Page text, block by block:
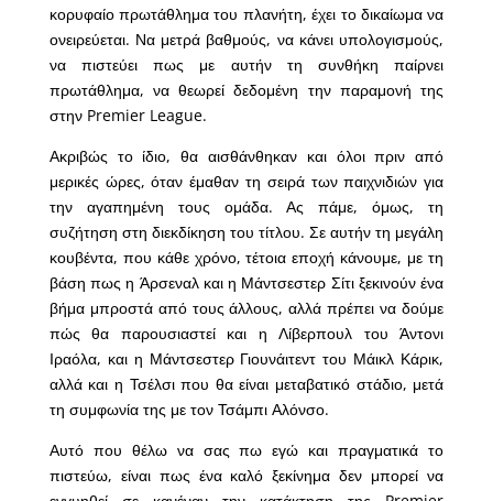
κορυφαίο πρωτάθλημα του πλανήτη, έχει το δικαίωμα να
ονειρεύεται. Να μετρά βαθμούς, να κάνει υπολογισμούς,
να πιστεύει πως με αυτήν τη συνθήκη παίρνει
πρωτάθλημα, να θεωρεί δεδομένη την παραμονή της
στην Premier League.
Ακριβώς το ίδιο, θα αισθάνθηκαν και όλοι πριν από
μερικές ώρες, όταν έμαθαν τη σειρά των παιχνιδιών για
την αγαπημένη τους ομάδα. Ας πάμε, όμως, τη
συζήτηση στη διεκδίκηση του τίτλου. Σε αυτήν τη μεγάλη
κουβέντα, που κάθε χρόνο, τέτοια εποχή κάνουμε, με τη
βάση πως η Άρσεναλ και η Μάντσεστερ Σίτι ξεκινούν ένα
βήμα μπροστά από τους άλλους, αλλά πρέπει να δούμε
πώς θα παρουσιαστεί και η Λίβερπουλ του Άντονι
Ιραόλα, και η Μάντσεστερ Γιουνάιτεντ του Μάικλ Κάρικ,
αλλά και η Τσέλσι που θα είναι μεταβατικό στάδιο, μετά
τη συμφωνία της με τον Τσάμπι Αλόνσο.
Αυτό που θέλω να σας πω εγώ και πραγματικά το
πιστεύω, είναι πως ένα καλό ξεκίνημα δεν μπορεί να